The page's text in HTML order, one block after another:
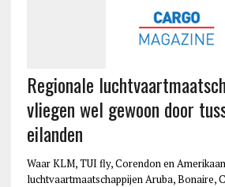
Regionale
vliegen wel gewoon door
eilanden
Waar KLM, TUI fly, Corendon en
luchtvaartmaatschappijen Aruba, Bonaire,